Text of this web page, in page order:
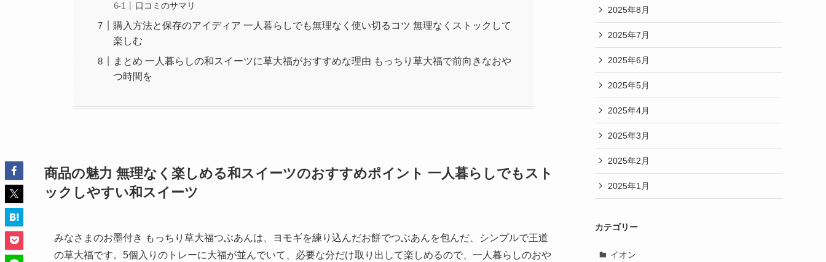
口コミのサマリ
購入方法と保存のアイディア 一人暮らしでも無理なく使い切るコツ 無理なくストックして
楽しむ
まとめ 一人暮らしの和スイーツに草大福がおすすめな理由 もっちり草大福で前向きなおや
つ時間を
商品の魅力 無理なく楽しめる和スイーツのおすすめポイント 一人暮らしでもスト
ックしやすい和スイーツ
みなさまのお墨付き もっちり草大福つぶあんは、ヨモギを練り込んだお餅でつぶあんを包んだ、シンプルで王道
の草大福です。5個入りのトレーに大福が並んでいて、必要な分だけ取り出して楽しめるので、一人暮らしのおや
2025年8月
2025年7月
2025年6月
2025年5月
2025年4月
2025年3月
2025年2月
2025年1月
カテゴリー
イオン